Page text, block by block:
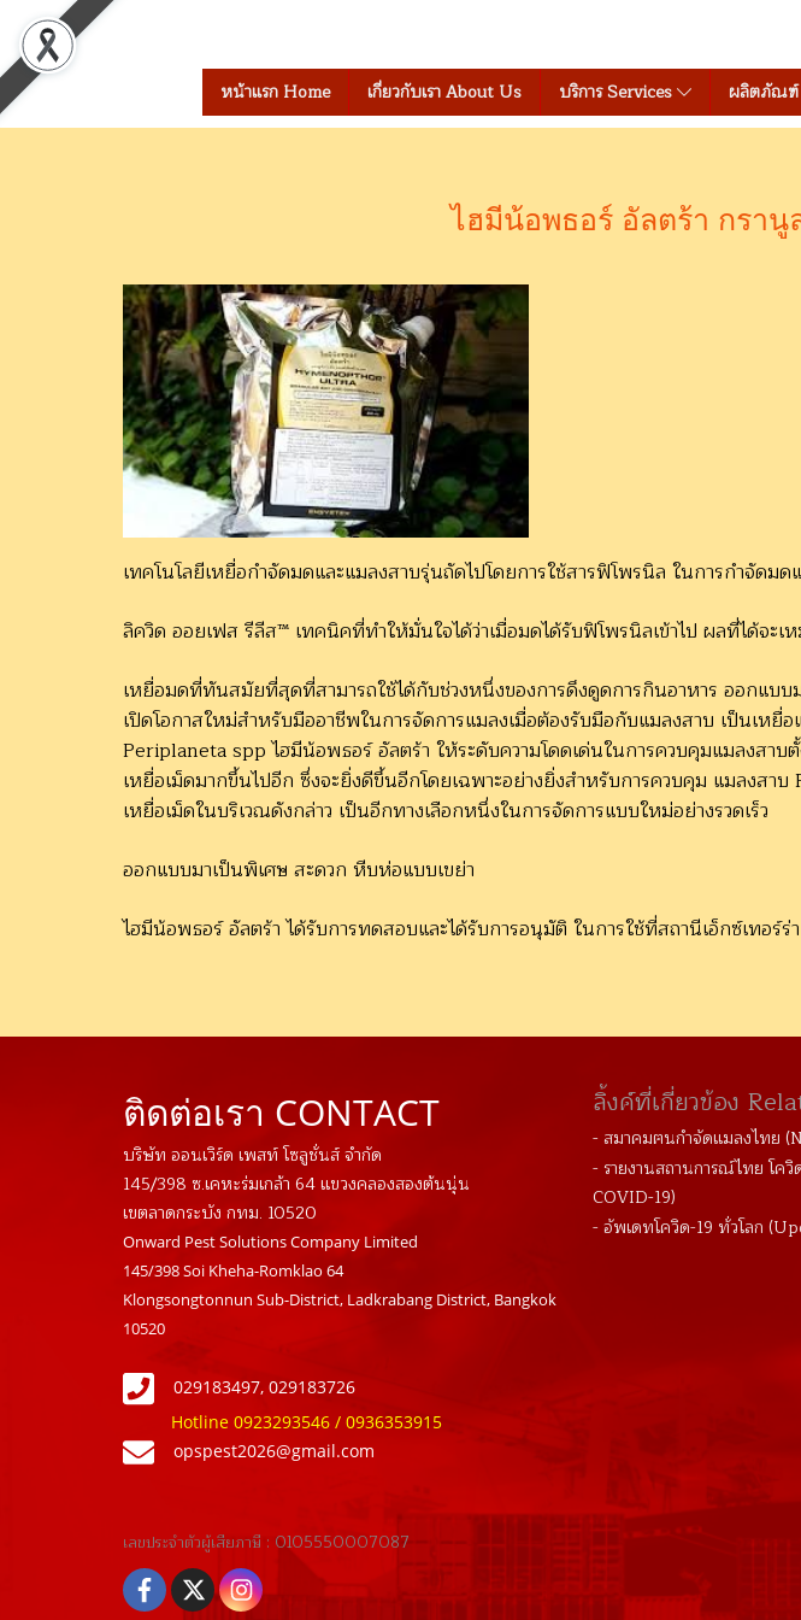
หน้าแรก Home เกี่ยวกับเรา About Us บริการ Services ผลิตภัณฑ์
ไฮมีน้อพธอร์ อัลตร้า กรา
เทคโนโลยีเหยื่อกำจัดมดและแมลงสาบรุ่นถัดไปโดยการใช้สารฟิโพรนิล ในการกำจัดม
ลิควิด ออยเฟส รีลีส™ เทคนิคที่ทำให้มั่นใจได้ว่าเมื่อมดได้รับฟิโพรนิลเข้าไป ผลที่ได้จะ
เหยื่อมดที่ทันสมัยที่สุดที่สามารถใช้ได้กับช่วงหนึ่งของการดึงดูดการกินอาหาร ออกแบ
เปิดโอกาสใหม่สำหรับมืออาชีพในการจัดการแมลงเมื่อต้องรับมือกับแมลงสาบ เป็นเห
Periplaneta spp ไฮมีน้อพธอร์ อัลตร้า ให้ระดับความโดดเด่นในการควบคุมแมลงส
เหยื่อเม็ดมากขึ้นไปอีก ซึ่งจะยิ่งดีขึ้นอีกโดยเฉพาะอย่างยิ่งสำหรับการควบคุม แมลงส
เหยื่อเม็ดในบริเวณดังกล่าว เป็นอีกทางเลือกหนึ่งในการจัดการแบบใหม่อย่างรวดเร็ว
ออกแบบมาเป็นพิเศษ สะดวก หีบห่อแบบเขย่า
ไฮมีน้อพธอร์ อัลตร้า ได้รับการทดสอบและได้รับการอนุมัติ ในการใช้ที่สถานีเอ็กซ์เทอ
ติดต่อเรา CONTACT
บริษัท ออนเวิร์ด เพสท์ โซลูชั่นส์ จำกัด
145/398 ซ.เคหะร่มเกล้า 64 แขวงคลองสองต้นนุ่น
เขตลาดกระบัง กทม. 10520
Onward Pest Solutions Company Limited
145/398 Soi Kheha-Romklao 64
Klongsongtonnun Sub-District, Ladkrabang District, Bangkok
10520
029183497, 029183726
Hotline 0923293546 / 0936353915
opspest2026@gmail.com
เลขประจำตัวผู้เสียภาษี : 0105550007087
ลิ้งค์ที่เกี่ยวข้อง
- สมาคมฅนกำจัดแมลงไทย
- รายงานสถานการณ์ไทย โค
COVID-19)
- อัพเดทโควิด-19 ทั่วโลก